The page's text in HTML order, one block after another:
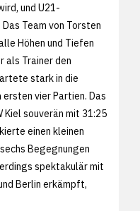
und U21-
Team von Torsten
Höhen und Tiefen
als Trainer den
stark in die
vier Partien. Das
Kiel souverän mit 31:25
einen kleinen
Begegnungen
spektakulär mit
Berlin erkämpft,